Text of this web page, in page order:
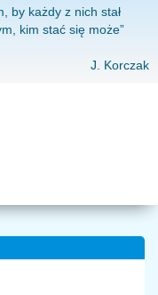
z nich stał
się może”